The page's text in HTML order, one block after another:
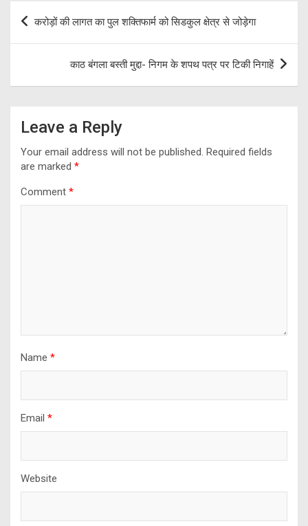
k
p
Post
navigation
करोड़ों की लागत का पुल शक्तिफार्म को सिडकुल क्षेत्र से जोड़ेगा
काठ बंगला बस्ती मुद्दा- निगम के शपथ पत्र पर टिकी निगाहें
Leave a Reply
Your email address will not be published. Required fields
are marked *
Comment *
Name *
Email *
Website